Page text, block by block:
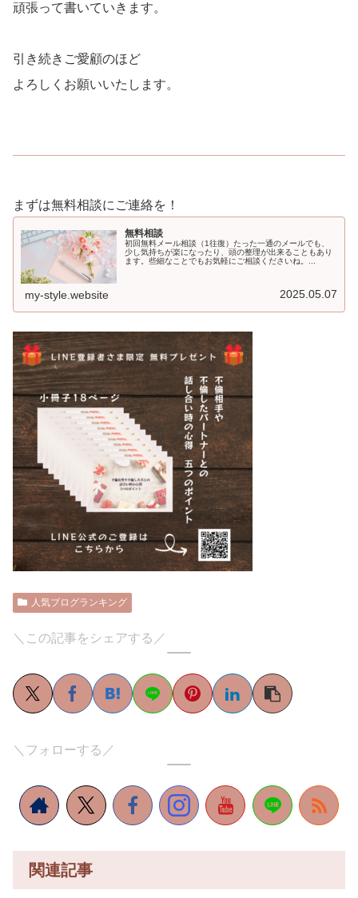
頑張って書いていきます。
引き続きご愛顧のほど
よろしくお願いいたします。
まずは無料相談にご連絡を！
無料相談
初回無料メール相談（1往復）たった一通のメールでも、
少し気持ちが楽になったり、頭の整理が出来ることもあり
ます。些細なことでもお気軽にご相談くださいね。...
my-style.website 2025.05.07
人気ブログランキング
＼この記事をシェアする／
＼フォローする／
関連記事